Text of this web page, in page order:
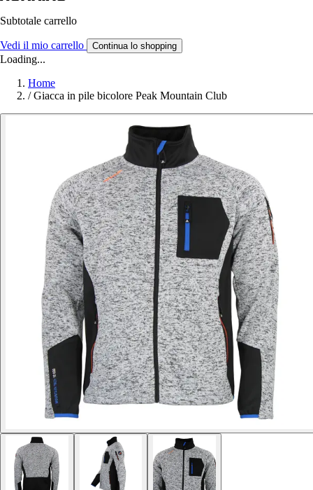
Subtotale carrello
Vedi il mio carrello Continua lo shopping
Loading...
Home
/ Giacca in pile bicolore Peak Mountain Club